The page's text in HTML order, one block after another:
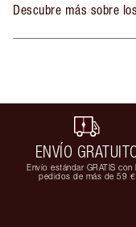
Descubre más sobre
ENVÍO
Envío estándar GRATIS con
pedidos de más de 59 €